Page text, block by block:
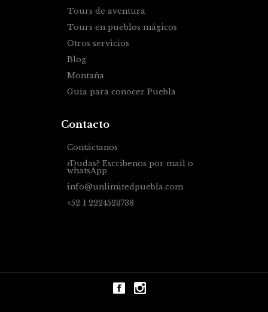
Tours de aventura
Tours en pueblos mágicos
Otros servicios
Blog
Montaña
Guia para conocer Puebla
Contacto
Contáctanos
¿Dudas? Escribenos por mail o
whatsApp
info@unlimitedpuebla.com
+52 1 2224523738